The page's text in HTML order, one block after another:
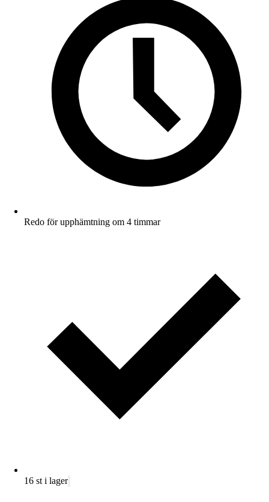
Redo för upphämtning om 4 timmar
16 st i lager